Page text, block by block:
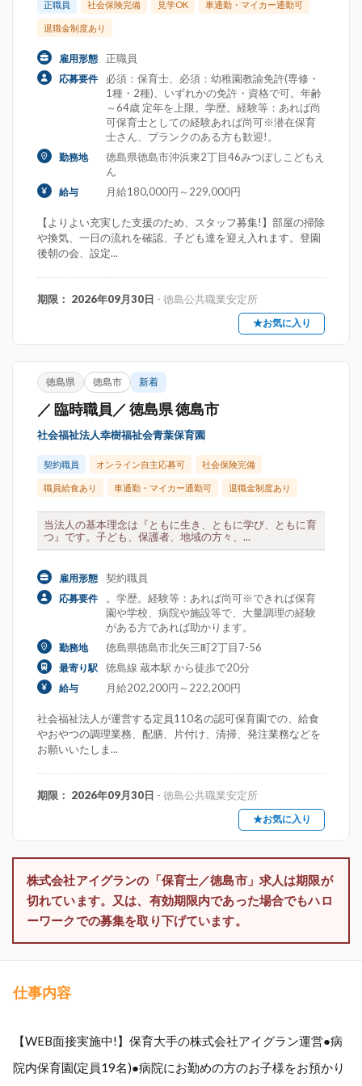
正職員 社会保険完備 見学OK 車通勤・マイカー通勤可
退職金制度あり
雇用形態 正職員
応募要件
必須：保育士、必須：幼稚園教諭免許(専修・
1種・2種)、いずれかの免許・資格で可。年齢
～64歳 定年を上限。学歴。経験等：あれば尚
可保育士としての経験あれば尚可※潜在保育
士さん、ブランクのある方も歓迎!。
勤務地
徳島県徳島市沖浜東2丁目46みつぼしこどもえ
ん
給与 月給180,000円～229,000円
【よりよい充実した支援のため、スタッフ募集!】部屋の掃除
や換気、一日の流れを確認、子ども達を迎え入れます。登園
後朝の会、設定...
期限： 2026年09月30日 - 徳島公共職業安定所
★お気に入り
徳島県 徳島市 新着
／ 臨時職員／ 徳島県 徳島市
社会福祉法人幸樹福祉会青葉保育園
契約職員 オンライン自主応募可 社会保険完備
職員給食あり 車通勤・マイカー通勤可 退職金制度あり
当法人の基本理念は『ともに生き、ともに学び、ともに育
つ』です。子ども、保護者、地域の方々、...
雇用形態 契約職員
応募要件
。学歴。経験等：あれば尚可※できれば保育
園や学校、病院や施設等で、大量調理の経験
がある方であれば助かります。
勤務地 徳島県徳島市北矢三町2丁目7-56
最寄り駅 徳島線 蔵本駅 から徒歩で20分
給与 月給202,200円～222,200円
社会福祉法人が運営する定員110名の認可保育園での、給食
やおやつの調理業務、配膳、片付け、清掃、発注業務などを
お願いいたしま...
期限： 2026年09月30日 - 徳島公共職業安定所
★お気に入り
株式会社アイグランの「保育士／徳島市」求人は期限が
切れています。又は、有効期限内であった場合でもハロ
ーワークでの募集を取り下げています。
仕事内容
【WEB面接実施中!】保育大手の株式会社アイグラン運営●病
院内保育園(定員19名)●病院にお勤めの方のお子様をお預かり